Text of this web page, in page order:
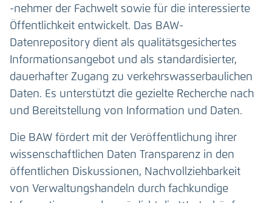
-nehmer der Fachwelt sowie für die interessierte
Öffentlichkeit entwickelt. Das BAW-
Datenrepository dient als qualitätsgesichertes
Informationsangebot und als standardisierter,
dauerhafter Zugang zu verkehrswasserbaulichen
Daten. Es unterstützt die gezielte Recherche nach
und Bereitstellung von Information und Daten.
Die BAW fördert mit der Veröffentlichung ihrer
wissenschaftlichen Daten Transparenz in den
öffentlichen Diskussionen, Nachvollziehbarkeit
von Verwaltungshandeln durch fachkundige